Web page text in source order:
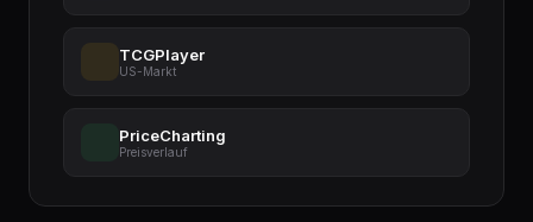
TCGPlayer
US-Markt
PriceCharting
Preisverlauf